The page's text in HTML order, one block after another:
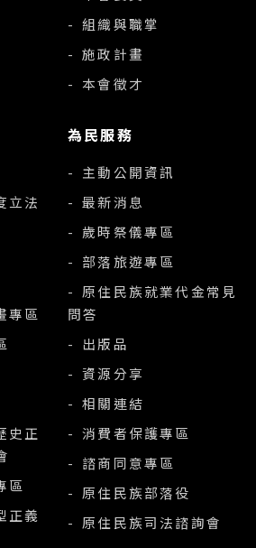
- 組織與職掌
- 施政計畫
- 本會徵才
立法
專區
史正
區
正義
為民服務
- 主動公開資訊
- 最新消息
- 歲時祭儀專區
- 部落旅遊專區
- 原住民族就業代金常見
問答
- 出版品
- 資源分享
- 相關連結
- 消費者保護專區
- 諮商同意專區
- 原住民族部落役
- 原住民族司法諮詢會